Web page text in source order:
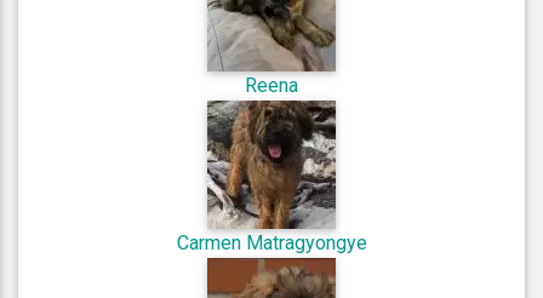
Reena
Carmen Matragyongye